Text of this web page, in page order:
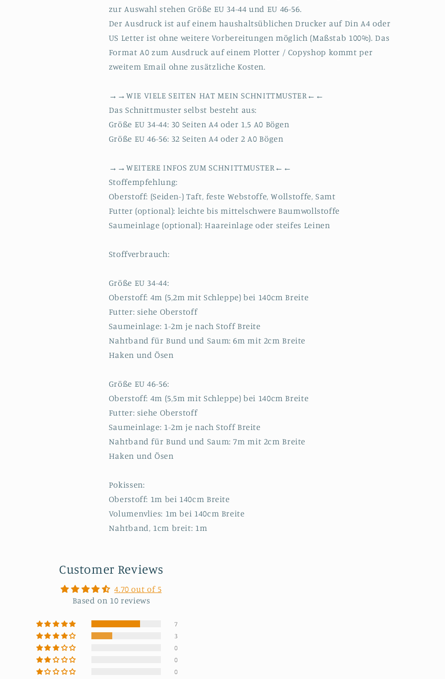
zur Auswahl stehen Größe EU 34-44 und EU 46-56.
Der Ausdruck ist auf einem haushaltsüblichen Drucker auf Din A4 oder
US Letter ist ohne weitere Vorbereitungen möglich (Maßstab 100%). Das
Format A0 zum Ausdruck auf einem Plotter / Copyshop kommt per
zweitem Email ohne zusätzliche Kosten.
→→WIE VIELE SEITEN HAT MEIN SCHNITTMUSTER←←
Das Schnittmuster selbst besteht aus:
Größe EU 34-44: 30 Seiten A4 oder 1,5 A0 Bögen
Größe EU 46-56: 32 Seiten A4 oder 2 A0 Bögen
→→WEITERE INFOS ZUM SCHNITTMUSTER←←
Stoffempfehlung:
Oberstoff: (Seiden-) Taft, feste Webstoffe, Wollstoffe, Samt
Futter (optional): leichte bis mittelschwere Baumwollstoffe
Saumeinlage (optional): Haareinlage oder steifes Leinen
Stoffverbrauch:
Größe EU 34-44:
Oberstoff: 4m (5,2m mit Schleppe) bei 140cm Breite
Futter: siehe Oberstoff
Saumeinlage: 1-2m je nach Stoff Breite
Nahtband für Bund und Saum: 6m mit 2cm Breite
Haken und Ösen
Größe EU 46-56:
Oberstoff: 4m (5,5m mit Schleppe) bei 140cm Breite
Futter: siehe Oberstoff
Saumeinlage: 1-2m je nach Stoff Breite
Nahtband für Bund und Saum: 7m mit 2cm Breite
Haken und Ösen
Pokissen:
Oberstoff: 1m bei 140cm Breite
Volumenvlies: 1m bei 140cm Breite
Nahtband, 1cm breit: 1m
Customer Reviews
4.70 out of 5
Based on 10 reviews
7
3
0
0
0